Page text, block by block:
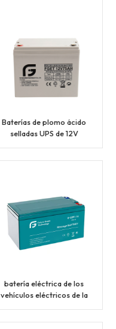
Baterías de plomo ácido
selladas UPS de 12V
batería eléctrica de los
vehículos eléctricos de la